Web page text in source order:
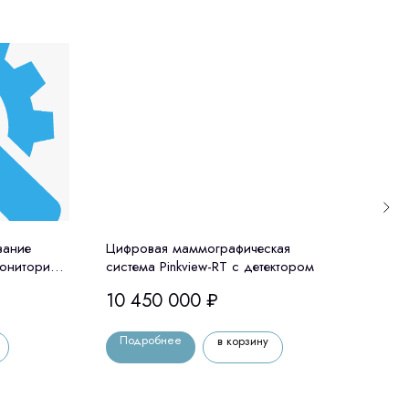
Цифровая маммографическая
система Pinkview-RT с детектором
10 450 000 ₽
Подробнее в корзину